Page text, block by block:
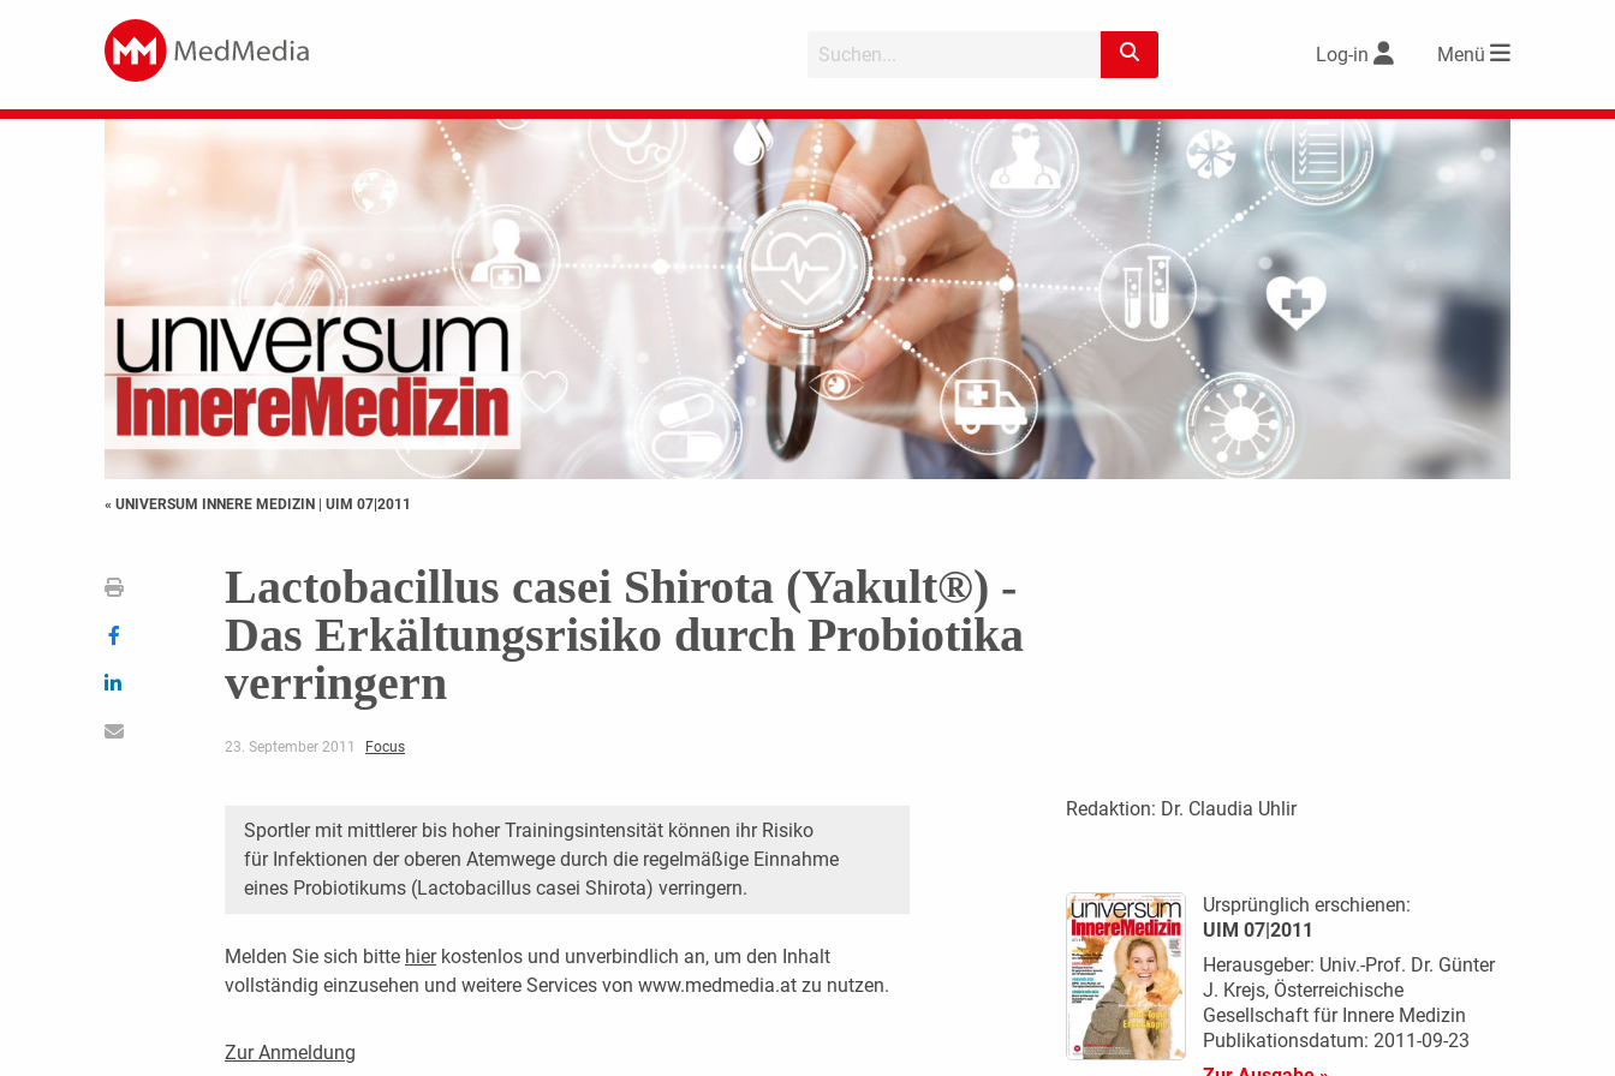
Log-in Menü
« UNIVERSUM INNERE MEDIZIN | UIM 07|2011
Lactobacillus casei Shirota (Yakult®) -
Das Erkältungsrisiko durch Probiotika
verringern
23. September 2011 Focus
Sportler mit mittlerer bis hoher Trainingsintensität können ihr Risiko
für Infektionen der oberen Atemwege durch die regelmäßige Einnahme
eines Probiotikums (Lactobacillus casei Shirota) verringern.
Melden Sie sich bitte hierkostenlos und unverbindlich an, um den Inhalt
vollständig einzusehen und weitere Services von www.medmedia.at zu nutzen.
Zur Anmeldung
Redaktion: Dr. Claudia Uhlir
Ursprünglich erschienen:
UIM 07|2011
Herausgeber: Univ.-Prof. Dr. Günter
J. Krejs, Österreichische
Gesellschaft für Innere Medizin
Publikationsdatum: 2011-09-23